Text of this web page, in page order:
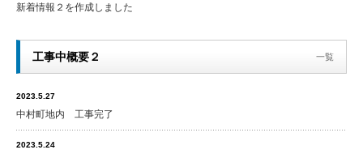
新着情報２を作成しました
工事中概要２ 一覧
2023.5.27
中村町地内 工事完了
2023.5.24